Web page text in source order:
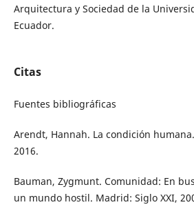
Arquitectura y Sociedad de la
Ecuador.
Citas
Fuentes bibliográficas
Arendt, Hannah. La condición
2016.
Bauman, Zygmunt. Comunidad: En
un mundo hostil. Madrid: Siglo XXI,